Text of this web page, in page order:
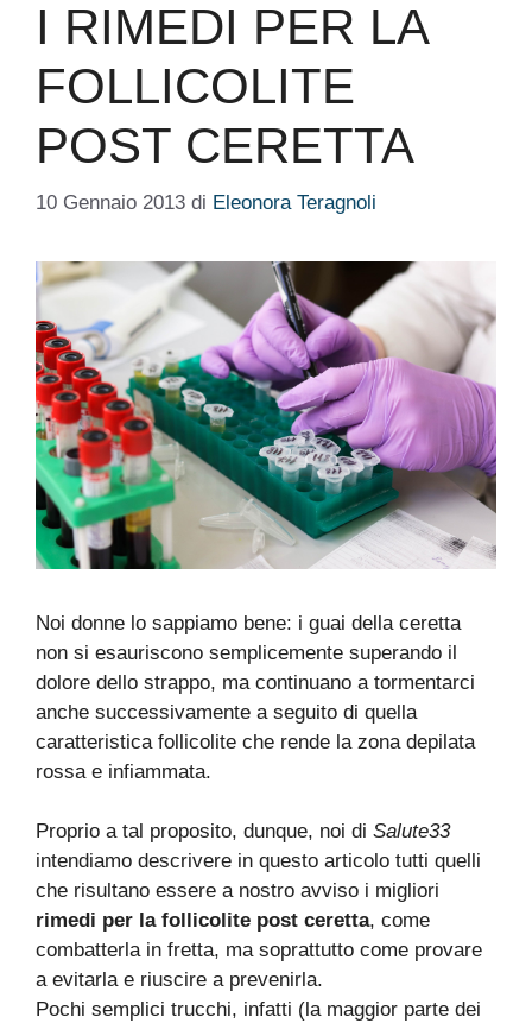
I RIMEDI PER LA
FOLLICOLITE
POST CERETTA
10 Gennaio 2013 di Eleonora Teragnoli
Noi donne lo sappiamo bene: i guai della ceretta
non si esauriscono semplicemente superando il
dolore dello strappo, ma continuano a tormentarci
anche successivamente a seguito di quella
caratteristica follicolite che rende la zona depilata
rossa e infiammata.
Proprio a tal proposito, dunque, noi di Salute33
intendiamo descrivere in questo articolo tutti quelli
che risultano essere a nostro avviso i migliori
rimedi per la follicolite post ceretta, come
combatterla in fretta, ma soprattutto come provare
a evitarla e riuscire a prevenirla.
Pochi semplici trucchi, infatti (la maggior parte dei